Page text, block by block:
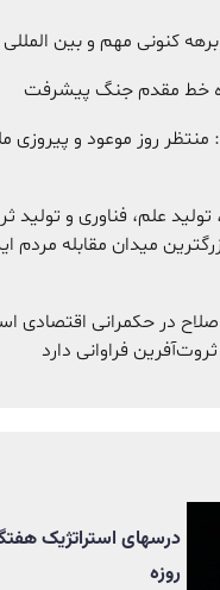
کنونی مهم و بین
خط مقدم جنگ پیشرفت
روز موعود و پیروزی
تولید علم، فناوری و تولید
میدان مقابله مردم
در حکمرانی اقتصادی
فراوانی دارد
روزه